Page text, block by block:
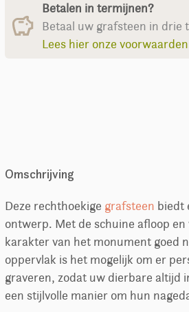
Betalen in termijnen?
Betaal uw grafsteen in drie
Lees hier onze
Omschrijving
Deze rechthoekige grafsteen biedt
ontwerp. Met de schuine afloop
karakter van het monument goed
oppervlak is het mogelijk om er
graveren, zodat uw dierbare altijd
een stijlvolle manier om hun